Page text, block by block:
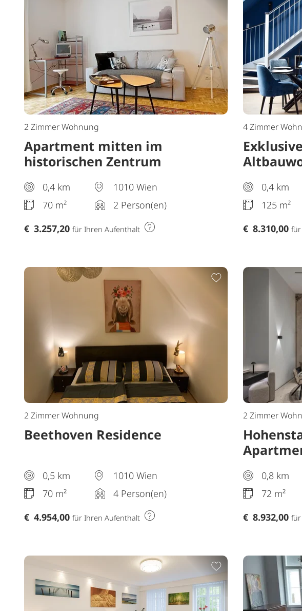
2 Zimmer Wohnung
Apartment mitten im
historischen Zentrum
0,4 km
1010 Wien
70 m²
2 Person(en)
€ 3.257,20 für Ihren Aufenthalt
4 Zimmer
stilvoller
0,4 km
125 m²
€ 8.310,00
Zur Merkliste
2 Zimmer Wohnung
Beethoven Residence
0,5 km
1010 Wien
70 m²
4 Person(en)
€ 4.954,00 für Ihren Aufenthalt
2 Zimmer
0,8 km
72 m²
€ 8.932,00
Zur Merkliste